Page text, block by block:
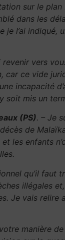
sur le
dans les
je l’ai indiqué,
revenir vers
car ce vide
incapacité
soit mis un
(PS). – Je
de
les enfants
qu’il faut
illégales
Je vais relire
manière